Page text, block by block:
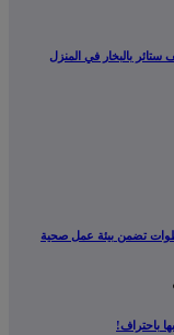
ستائر بالبخار في المنزل